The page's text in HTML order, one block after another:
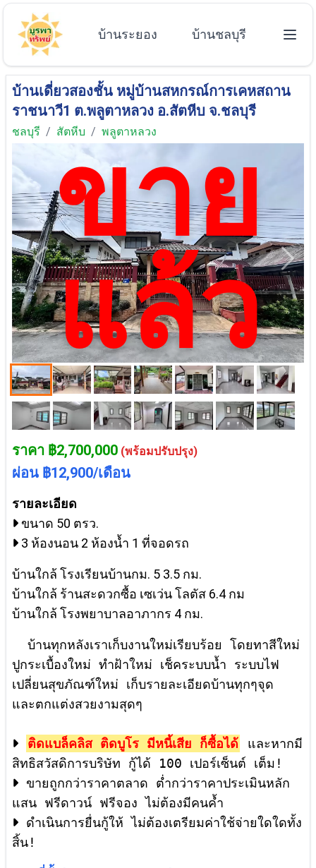
บ้านระยอง บ้านชลบุรี
บ้านเดี่ยวสองชั้น หมู่บ้านสหกรณ์การเคหสถาน
ราชนาวี1 ต.พลูตาหลวง อ.สัตหีบ จ.ชลบุรี
ชลบุรี / สัตหีบ / พลูตาหลวง
ขาย
แล้ว
Previous Next
ราคา ฿2,700,000 (พร้อมปรับปรุง)
ผ่อน ฿12,900/เดือน
รายละเอียด
ขนาด 50 ตรว.
3 ห้องนอน 2 ห้องน้ำ 1 ที่จอดรถ
บ้านใกล้ โรงเรียนบ้านกม. 5 3.5 กม.
บ้านใกล้ ร้านสะดวกซื้อ เซเว่น โลตัส 6.4 กม
บ้านใกล้ โรงพยาบาลอาภากร 4 กม.
บ้านทุกหลังเราเก็บงานใหม่เรียบร้อย โดยทาสีใหม่
ปูกระเบื้องใหม่ ทำฝ้าใหม่ เช็คระบบน้ำ ระบบไฟ
เปลี่ยนสุขภัณฑ์ใหม่ เก็บรายละเอียดบ้านทุกๆจุด
และตกแต่งสวยงามสุดๆ
ติดแบล็คลิส ติดบูโร มีหนี้เสีย ก็ซื้อได้ และหากมี
ขายถูกกว่าราคาตลาด ต่ำกว่าราคาประเมินหลัก
ดำเนินการยื่นกู้ให้ ไม่ต้องเตรียมค่าใช้จ่ายใดใดทั้ง